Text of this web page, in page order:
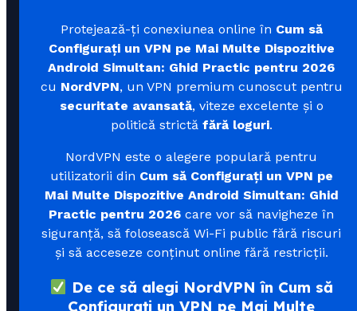
Protejează-ți conexiunea online în Cum să
Configurați un VPN pe Mai Multe Dispozitive
Android Simultan: Ghid Practic pentru 2026
cu NordVPN, un VPN premium cunoscut pentru
securitate avansată, viteze excelente și o
politică strictă fără loguri.
NordVPN este o alegere populară pentru
utilizatorii din Cum să Configurați un VPN pe
Mai Multe Dispozitive Android Simultan: Ghid
Practic pentru 2026 care vor să navigheze în
siguranță, să folosească Wi-Fi public fără riscuri
și să acceseze conținut online fără restricții.
De ce să alegi NordVPN în Cum să
Configurați un VPN pe Mai Multe